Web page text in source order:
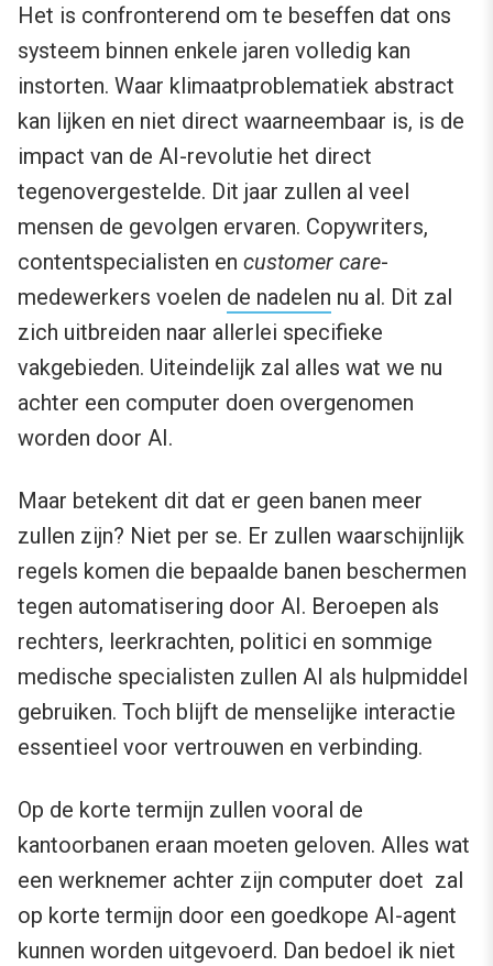
Het is confronterend om te beseffen dat ons
systeem binnen enkele jaren volledig kan
instorten. Waar klimaatproblematiek abstract
kan lijken en niet direct waarneembaar is, is de
impact van de AI-revolutie het direct
tegenovergestelde. Dit jaar zullen al veel
mensen de gevolgen ervaren. Copywriters,
contentspecialisten en customer care-
medewerkers voelen de nadelen nu al. Dit zal
zich uitbreiden naar allerlei specifieke
vakgebieden. Uiteindelijk zal alles wat we nu
achter een computer doen overgenomen
worden door AI.
Maar betekent dit dat er geen banen meer
zullen zijn? Niet per se. Er zullen waarschijnlijk
regels komen die bepaalde banen beschermen
tegen automatisering door AI. Beroepen als
rechters, leerkrachten, politici en sommige
medische specialisten zullen AI als hulpmiddel
gebruiken. Toch blijft de menselijke interactie
essentieel voor vertrouwen en verbinding.
Op de korte termijn zullen vooral de
kantoorbanen eraan moeten geloven. Alles wat
een werknemer achter zijn computer doet zal
op korte termijn door een goedkope AI-agent
kunnen worden uitgevoerd. Dan bedoel ik niet